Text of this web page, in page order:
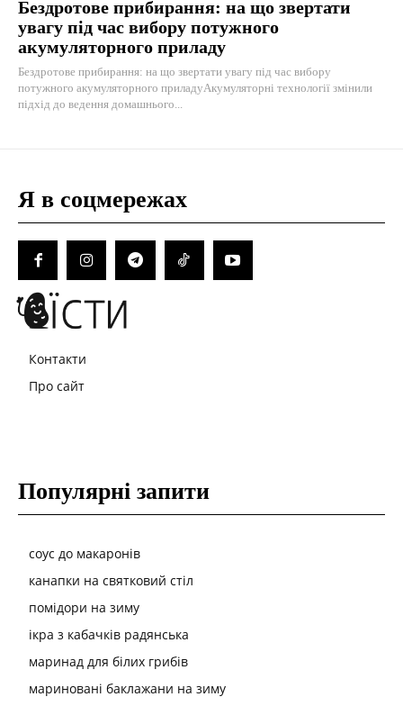
Бездротове прибирання: на що звертати
увагу під час вибору потужного
акумуляторного приладу
Бездротове прибирання: на що звертати увагу під час вибору
потужного акумуляторного приладуАкумуляторні технології змінили
підхід до ведення домашнього...
Я в соцмережах
Контакти
Про сайт
Популярні запити
соус до макаронів
канапки на святковий стіл
помідори на зиму
ікра з кабачків радянська
маринад для білих грибів
мариновані баклажани на зиму